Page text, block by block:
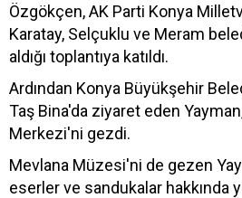
Özgökçen, AK Parti Konya
Karatay, Selçuklu ve Meram
aldığı toplantıya katıldı.
Ardından Konya Büyükşehir
Taş Bina'da ziyaret eden
Merkezi'ni gezdi.
Mevlana Müzesi'ni de gezen
eserler ve sandukalar hakkında